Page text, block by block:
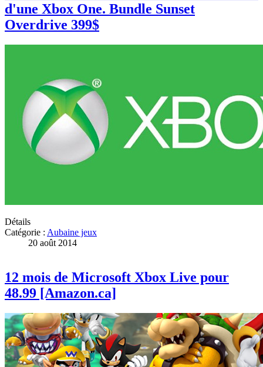
d'une Xbox One. Bundle Sunset
Overdrive 399$
Détails
Catégorie : Aubaine jeux
20 août 2014
12 mois de Microsoft Xbox Live pour
48.99 [Amazon.ca]